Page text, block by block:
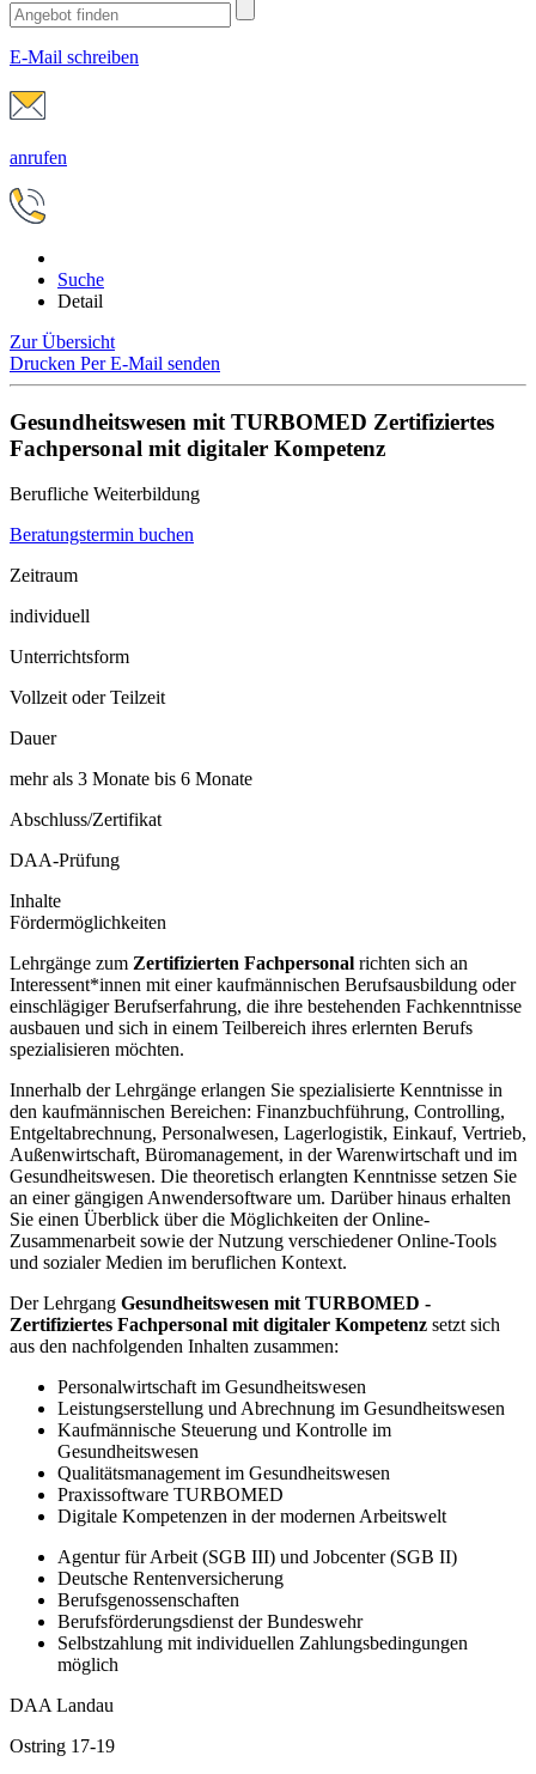
E-Mail schreiben
anrufen
Suche
Detail
Zur Übersicht
Drucken Per E-Mail senden
Gesundheitswesen mit TURBOMED Zertifiziertes
Fachpersonal mit digitaler Kompetenz
Berufliche Weiterbildung
Beratungstermin buchen
Zeitraum
individuell
Unterrichtsform
Vollzeit oder Teilzeit
Dauer
mehr als 3 Monate bis 6 Monate
Abschluss/Zertifikat
DAA-Prüfung
Inhalte
Fördermöglichkeiten
Lehrgänge zum Zertifizierten Fachpersonal richten sich an
Interessent*innen mit einer kaufmännischen Berufsausbildung oder
einschlägiger Berufserfahrung, die ihre bestehenden Fachkenntnisse
ausbauen und sich in einem Teilbereich ihres erlernten Berufs
spezialisieren möchten.
Innerhalb der Lehrgänge erlangen Sie spezialisierte Kenntnisse in
den kaufmännischen Bereichen: Finanzbuchführung, Controlling,
Entgeltabrechnung, Personalwesen, Lagerlogistik, Einkauf, Vertrieb,
Außenwirtschaft, Büromanagement, in der Warenwirtschaft und im
Gesundheitswesen. Die theoretisch erlangten Kenntnisse setzen Sie
an einer gängigen Anwendersoftware um. Darüber hinaus erhalten
Sie einen Überblick über die Möglichkeiten der Online-
Zusammenarbeit sowie der Nutzung verschiedener Online-Tools
und sozialer Medien im beruflichen Kontext.
Der Lehrgang Gesundheitswesen mit TURBOMED -
Zertifiziertes Fachpersonal mit digitaler Kompetenz setzt sich
aus den nachfolgenden Inhalten zusammen:
Personalwirtschaft im Gesundheitswesen
Leistungserstellung und Abrechnung im Gesundheitswesen
Kaufmännische Steuerung und Kontrolle im
Gesundheitswesen
Qualitätsmanagement im Gesundheitswesen
Praxissoftware TURBOMED
Digitale Kompetenzen in der modernen Arbeitswelt
Agentur für Arbeit (SGB III) und Jobcenter (SGB II)
Deutsche Rentenversicherung
Berufsgenossenschaften
Berufsförderungsdienst der Bundeswehr
Selbstzahlung mit individuellen Zahlungsbedingungen
möglich
DAA Landau
Ostring 17-19